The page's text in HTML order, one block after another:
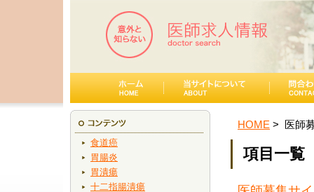
食道癌
胃腸炎
胃潰瘍
十二指腸潰瘍
HOME 医師
項目一覧